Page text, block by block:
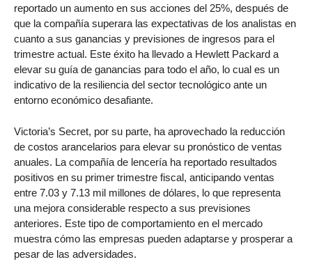
reportado un aumento en sus acciones del 25%, después de
que la compañía superara las expectativas de los analistas en
cuanto a sus ganancias y previsiones de ingresos para el
trimestre actual. Este éxito ha llevado a Hewlett Packard a
elevar su guía de ganancias para todo el año, lo cual es un
indicativo de la resiliencia del sector tecnológico ante un
entorno económico desafiante.
Victoria’s Secret, por su parte, ha aprovechado la reducción
de costos arancelarios para elevar su pronóstico de ventas
anuales. La compañía de lencería ha reportado resultados
positivos en su primer trimestre fiscal, anticipando ventas
entre 7.03 y 7.13 mil millones de dólares, lo que representa
una mejora considerable respecto a sus previsiones
anteriores. Este tipo de comportamiento en el mercado
muestra cómo las empresas pueden adaptarse y prosperar a
pesar de las adversidades.